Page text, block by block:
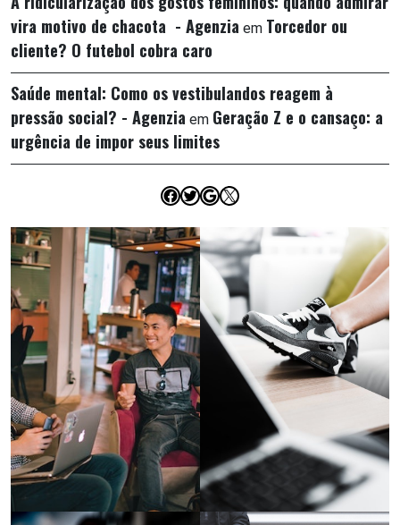
vira motivo de chacota - Agenzia em Torcedor ou
cliente? O futebol cobra caro
Saúde mental: Como os vestibulandos reagem à
pressão social? - Agenzia em Geração Z e o cansaço: a
urgência de impor seus limites
Facebook
Twitter
Google
X